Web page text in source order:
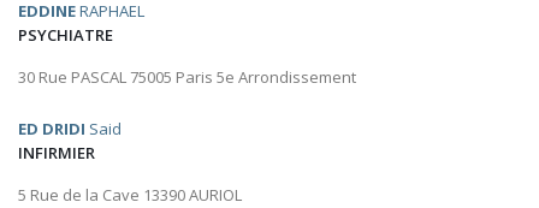
EDDINERAPHAEL
PSYCHIATRE
30 Rue PASCAL 75005 Paris 5e Arrondissement
ED DRIDI Said
INFIRMIER
5 Rue de la Cave 13390 AURIOL